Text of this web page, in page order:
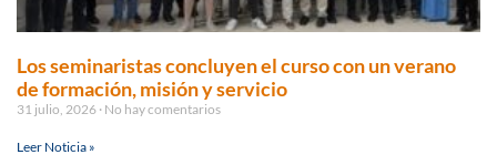
Los seminaristas concluyen el curso con un verano
de formación, misión y servicio
31 julio, 2026 No hay comentarios
Leer Noticia »